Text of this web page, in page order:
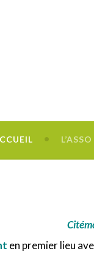
L’ASSO
en premier lieu